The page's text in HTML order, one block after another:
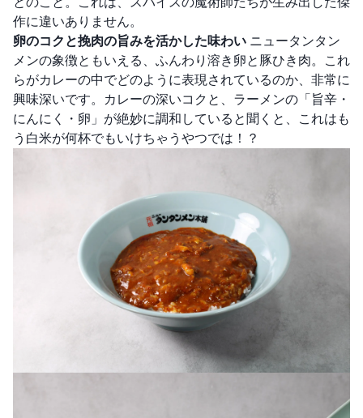
作に違いありません。
卵のコクと挽肉の旨みを活かした味わい ニュータンタン
メンの象徴ともいえる、ふんわり溶き卵と豚ひき肉。これ
らがカレーの中でどのように表現されているのか、非常に
興味深いです。カレーの深いコクと、ラーメンの「旨辛・
にんにく・卵」が絶妙に調和していると聞くと、これはも
う白米が何杯でもいけちゃうやつでは！？